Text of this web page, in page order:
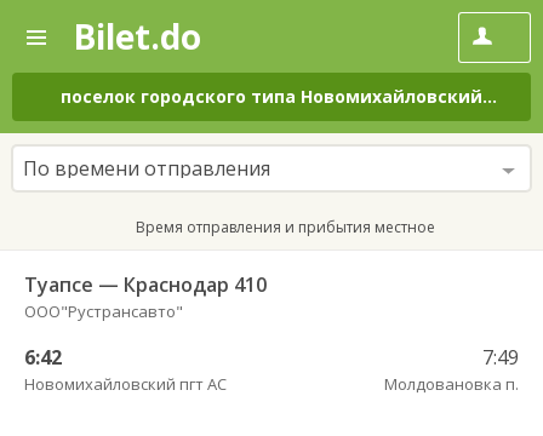
—
Поиск
и
покупка
билетов
на
автобус
онлайн
Bilet.do
поселок городского типа Новомихайловский
–
По времени отправления
Время отправления и прибытия местное
Туапсе — Краснодар 410
ООО"Рустрансавто"
6:42
Новомихайловский пгт АС
7:49
Молдовановка п.